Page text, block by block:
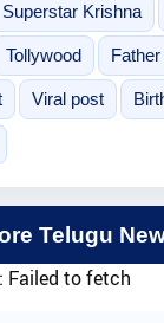
Superstar Krishna
Tollywood
Viral post
Telugu
Failed to fetch